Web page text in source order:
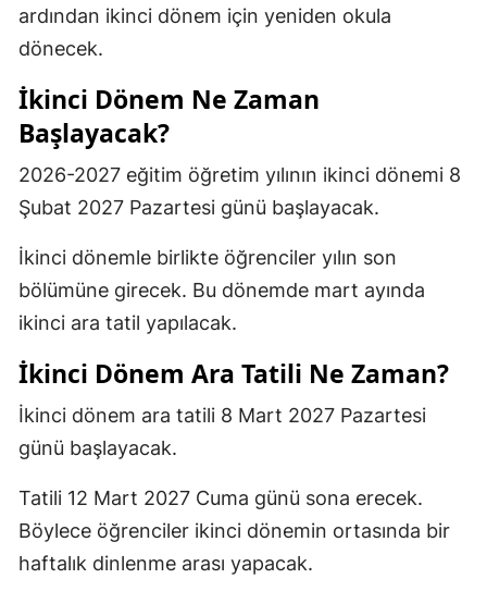
ardından ikinci dönem için yeniden okula
dönecek.
İkinci Dönem Ne Zaman
Başlayacak?
2026-2027 eğitim öğretim yılının ikinci dönemi 8
Şubat 2027 Pazartesi günü başlayacak.
İkinci dönemle birlikte öğrenciler yılın son
bölümüne girecek. Bu dönemde mart ayında
ikinci ara tatil yapılacak.
İkinci Dönem Ara Tatili Ne Zaman?
İkinci dönem ara tatili 8 Mart 2027 Pazartesi
günü başlayacak.
Tatili 12 Mart 2027 Cuma günü sona erecek.
Böylece öğrenciler ikinci dönemin ortasında bir
haftalık dinlenme arası yapacak.